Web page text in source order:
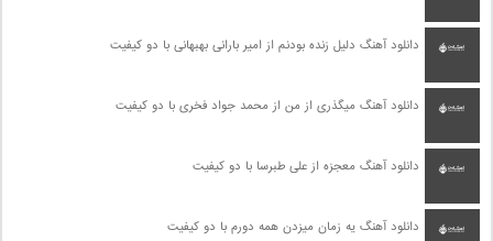
دانلود آهنگ دلیل زنده بودنم از امیر بارانی بهبهانی با دو کیفیت
دانلود آهنگ میگذری از من از محمد جواد فخری با دو کیفیت
دانلود آهنگ معجزه از علی طبرسا با دو کیفیت
دانلود آهنگ یه زمان میزدن همه دورم با دو کیفیت